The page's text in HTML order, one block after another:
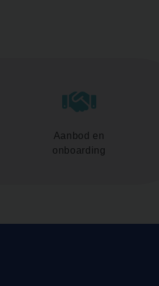
Aanbod en
onboarding